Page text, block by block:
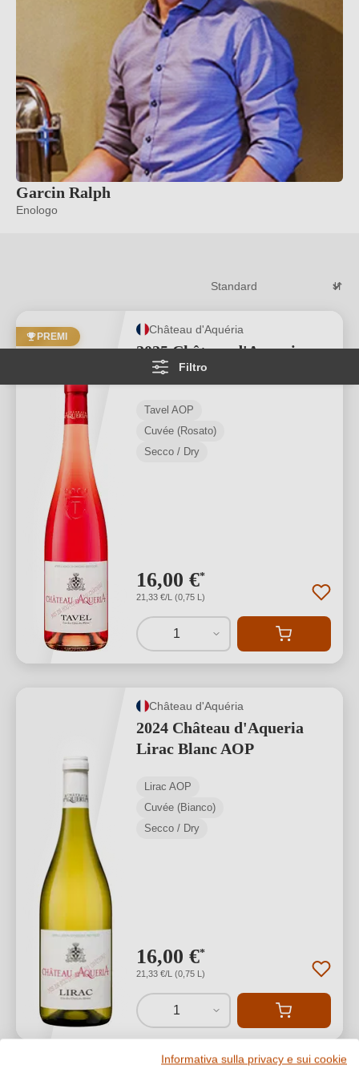
Garcin Ralph
Enologo
Filtro
PREMI
Château d'Aquéria
2025 Château d'Aqueria
Tavel AOP
Tavel AOP
Cuvée (Rosato)
Secco / Dry
16,00 €*
21,33 €/L (0,75 L)
1
Château d'Aquéria
2024 Château d'Aqueria
Lirac Blanc AOP
Lirac AOP
Cuvée (Bianco)
Secco / Dry
16,00 €*
21,33 €/L (0,75 L)
1
Informativa sulla privacy e sui cookie